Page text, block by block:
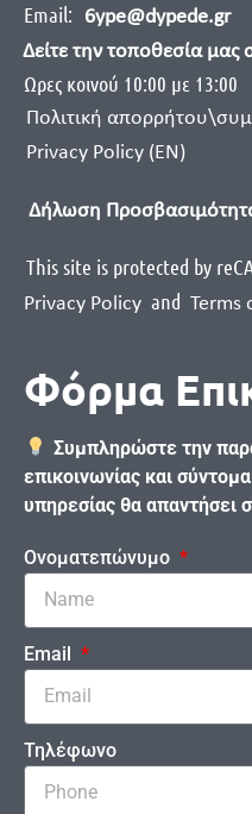
Email:
6ype@dypede.gr
Δείτε την τοποθεσία μας
Ωρες κοινού 10:00 με 13:00
Πολιτική
Privacy Policy (EN)
Δήλωση
This site is protected by
Privacy Policy and Terms
Φόρμα
Συμπληρώστε την
επικοινωνίας και
υπηρεσίας θα απαντήσει
Ονοματεπώνυμο
Email
Τηλέφωνο